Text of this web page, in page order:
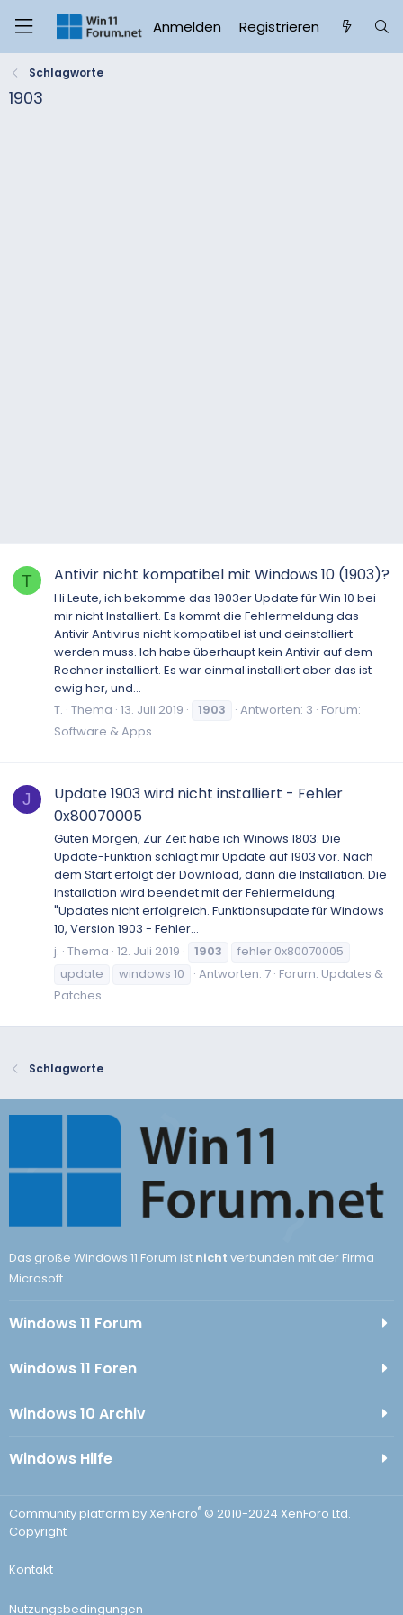
Anmelden Registrieren
Schlagworte
1903
T Antivir nicht kompatibel mit Windows 10 (1903)?
Hi Leute, ich bekomme das 1903er Update für Win 10 bei
mir nicht Installiert. Es kommt die Fehlermeldung das
Antivir Antivirus nicht kompatibel ist und deinstalliert
werden muss. Ich habe überhaupt kein Antivir auf dem
Rechner installiert. Es war einmal installiert aber das ist
ewig her, und...
T. Thema 13. Juli 2019 1903 Antworten: 3 Forum:
Software & Apps
J
Update 1903 wird nicht installiert - Fehler
0x80070005
Guten Morgen, Zur Zeit habe ich Winows 1803. Die
Update-Funktion schlägt mir Update auf 1903 vor. Nach
dem Start erfolgt der Download, dann die Installation. Die
Installation wird beendet mit der Fehlermeldung:
"Updates nicht erfolgreich. Funktionsupdate für Windows
10, Version 1903 - Fehler...
j. Thema 12. Juli 2019 1903
fehler 0x80070005
update
windows 10 Antworten: 7 Forum: Updates &
Patches
Schlagworte
Das große Windows 11 Forum ist nicht verbunden mit der Firma
Microsoft.
Windows 11 Forum
Windows 11 Foren
Windows 10 Archiv
Windows Hilfe
Community platform by XenForo® © 2010-2024 XenForo Ltd.
Copyright
Kontakt
Nutzungsbedingungen